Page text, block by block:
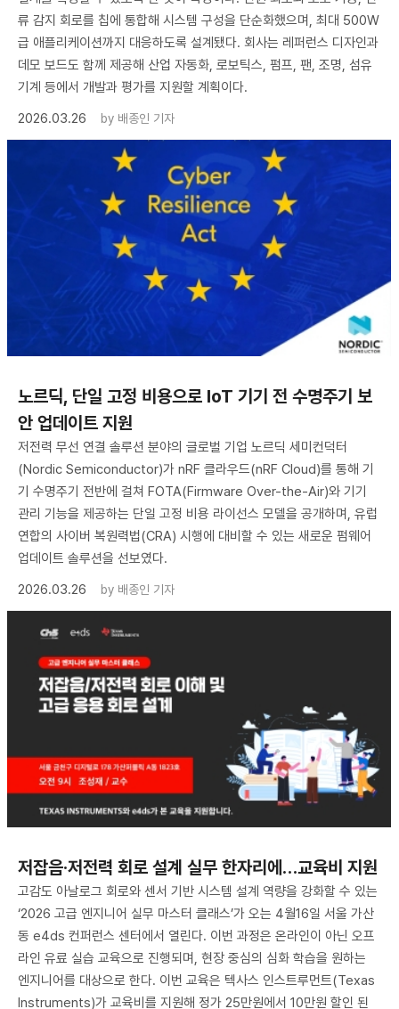
류 감지 회로를 칩에 통합해 시스템 구성을 단순화했으며, 최대 500W
급 애플리케이션까지 대응하도록 설계됐다. 회사는 레퍼런스 디자인과
데모 보드도 함께 제공해 산업 자동화, 로보틱스, 펌프, 팬, 조명, 섬유
기계 등에서 개발과 평가를 지원할 계획이다.
2026.03.26
by 배종인 기자
노르딕, 단일 고정 비용으로 IoT 기기 전 수명주기 보
안 업데이트 지원
저전력 무선 연결 솔루션 분야의 글로벌 기업 노르딕 세미컨덕터
(Nordic Semiconductor)가 nRF 클라우드(nRF Cloud)를 통해 기
기 수명주기 전반에 걸쳐 FOTA(Firmware Over-the-Air)와 기기
관리 기능을 제공하는 단일 고정 비용 라이선스 모델을 공개하며, 유럽
연합의 사이버 복원력법(CRA) 시행에 대비할 수 있는 새로운 펌웨어
업데이트 솔루션을 선보였다.
2026.03.26
by 배종인 기자
저잡음·저전력 회로 설계 실무 한자리에…교육비 지원
고감도 아날로그 회로와 센서 기반 시스템 설계 역량을 강화할 수 있는
‘2026 고급 엔지니어 실무 마스터 클래스’가 오는 4월16일 서울 가산
동 e4ds 컨퍼런스 센터에서 열린다. 이번 과정은 온라인이 아닌 오프
라인 유료 실습 교육으로 진행되며, 현장 중심의 심화 학습을 원하는
엔지니어를 대상으로 한다. 이번 교육은 텍사스 인스트루먼트(Texas
Instruments)가 교육비를 지원해 정가 25만원에서 10만원 할인 된